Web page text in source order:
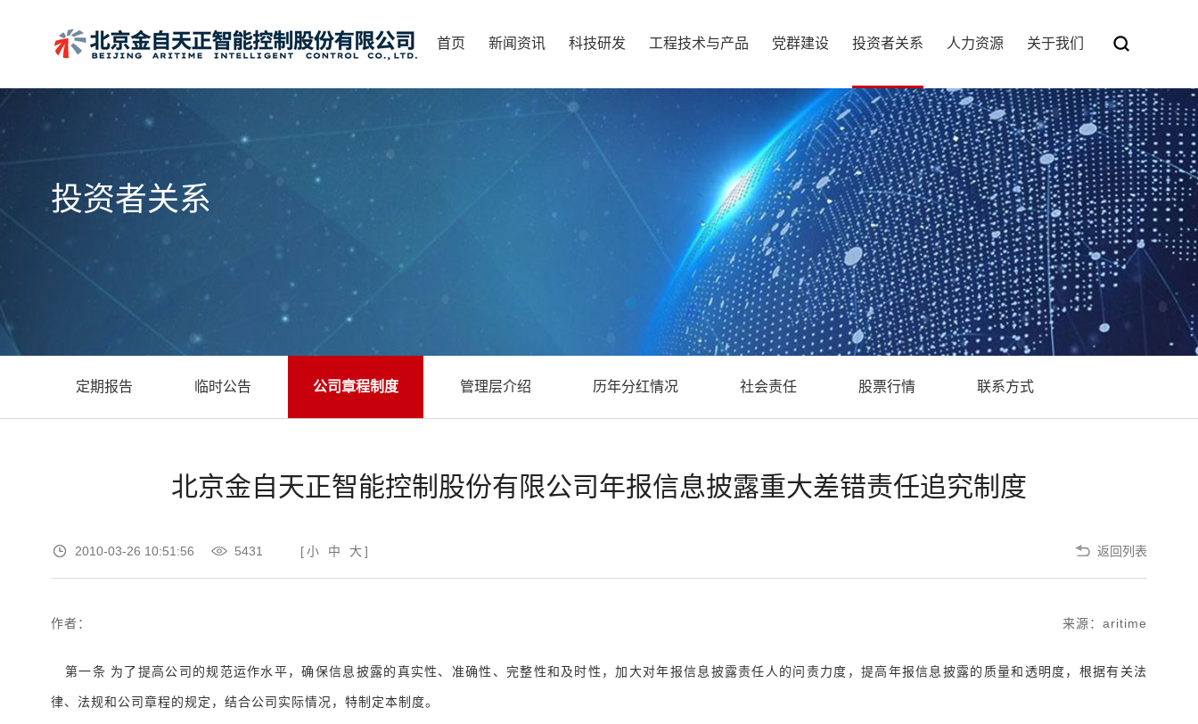
首页 新闻资讯 科技研发 工程技术与产品 党群建设 投资者关系 人力资源 关于我们
投资者关系
定期报告 临时公告 公司章程制度 管理层介绍 历年分红情况 社会责任 股票行情 联系方式
北京金自天正智能控制股份有限公司年报信息披露重大差错责任追究制度
2010-03-26 10:51:56 5431 [小 中 大] 返回列表
作者： 来源：aritime
第一条 为了提高公司的规范运作水平，确保信息披露的真实性、准确性、完整性和及时性，加大对年报信息披露责任人的问责力度，提高年报信息披露的质量和透明度，根据有关法
律、法规和公司章程的规定，结合公司实际情况，特制定本制度。